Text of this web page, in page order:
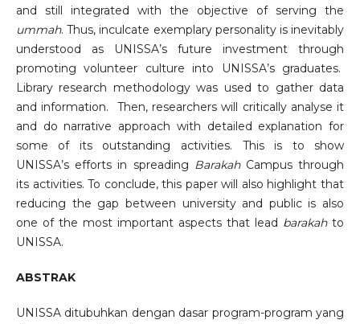
and still integrated with the objective of serving the
ummah. Thus, inculcate exemplary personality is inevitably
understood as UNISSA’s future investment through
promoting volunteer culture into UNISSA’s graduates.
Library research methodology was used to gather data
and information. Then, researchers will critically analyse it
and do narrative approach with detailed explanation for
some of its outstanding activities. This is to show
UNISSA’s efforts in spreading BarakahCampus through
its activities. To conclude, this paper will also highlight that
reducing the gap between university and public is also
one of the most important aspects that lead barakahto
UNISSA.
ABSTRAK
UNISSA ditubuhkan dengan dasar program-program yang